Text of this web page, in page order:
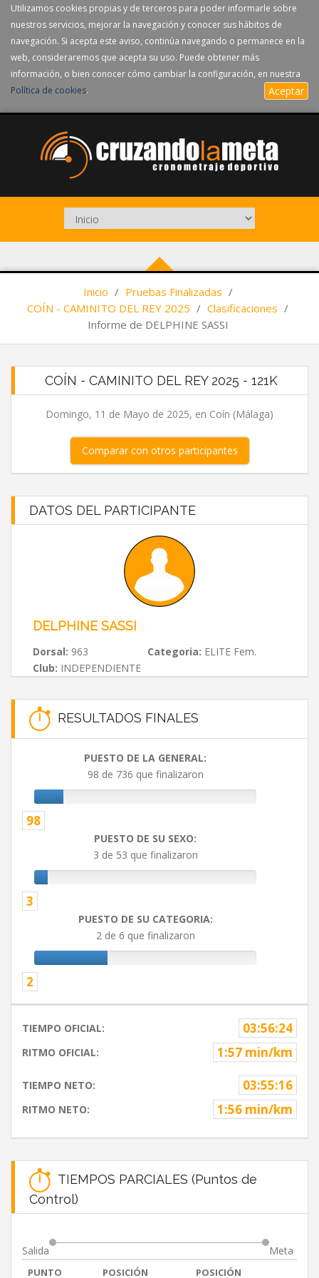
Utilizamos cookies propias y de terceros para poder informarle sobre
nuestros servicios, mejorar la navegación y conocer sus hábitos de
navegación. Si acepta este aviso, continúa navegando o permanece en la
web, consideraremos que acepta su uso. Puede obtener más
información, o bien conocer cómo cambiar la configuración, en nuestra
Política de cookies. Aceptar
Inicio / Pruebas Finalizadas /
COÍN - CAMINITO DEL REY 2025 / Clasificaciones /
Informe de DELPHINE SASSI
COÍN - CAMINITO DEL REY 2025 - 121K
Domingo, 11 de Mayo de 2025, en Coín (Málaga)
Comparar con otros participantes
DATOS DEL PARTICIPANTE
DELPHINE SASSI
Dorsal: 963 Categoria: ELITE Fem.
Club: INDEPENDIENTE
RESULTADOS FINALES
PUESTO DE LA GENERAL:
98 de 736 que finalizaron
98
PUESTO DE SU SEXO:
3 de 53 que finalizaron
3
PUESTO DE SU CATEGORIA:
2 de 6 que finalizaron
2
TIEMPO OFICIAL: 03:56:24
RITMO OFICIAL: 1:57 min/km
TIEMPO NETO: 03:55:16
RITMO NETO: 1:56 min/km
TIEMPOS PARCIALES (Puntos de
Control)
Salida Meta
PUNTO POSICIÓN POSICIÓN